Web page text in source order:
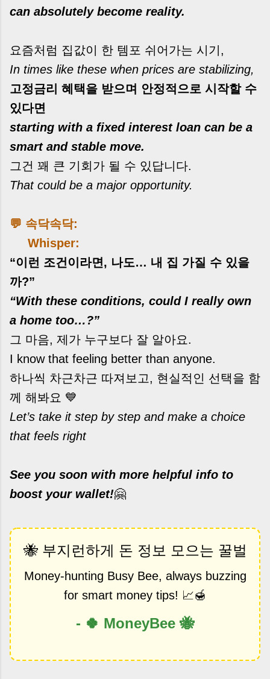
can absolutely become reality.
요즘처럼 집값이 한 템포 쉬어가는 시기,
In times like these when prices are stabilizing,
고정금리 혜택을 받으며 안정적으로 시작할 수
있다면
starting with a fixed interest loan can be a
smart and stable move.
그건 꽤 큰 기회가 될 수 있답니다.
That could be a major opportunity.
💬 속닥속닥:
Whisper:
“이런 조건이라면, 나도… 내 집 가질 수 있을
까?”
“With these conditions, could I really own
a home too…?”
그 마음, 제가 누구보다 잘 알아요.
I know that feeling better than anyone.
하나씩 차근차근 따져보고, 현실적인 선택을 함
께 해봐요 💙
Let’s take it step by step and make a choice
that feels right
See you soon with more helpful info to
boost your wallet!🤗
🐝 부지런하게 돈 정보 모으는 꿀벌
Money-hunting Busy Bee, always buzzing
for smart money tips! 📈🍯
- 🍀 MoneyBee 🐝